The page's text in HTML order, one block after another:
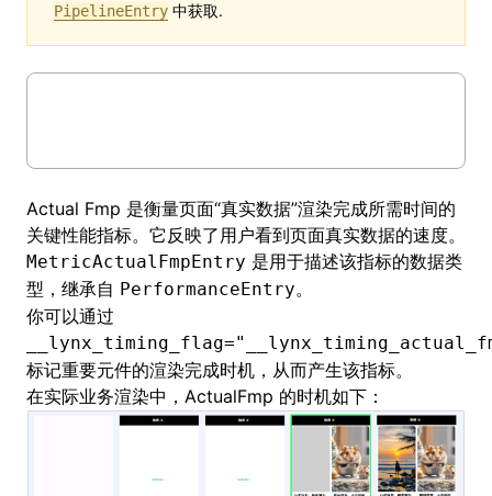
PipelineEntry 中获取.
Actual Fmp 是衡量页面“真实数据”渲染完成所需时间的
关键性能指标。它反映了用户看到页面真实数据的速度。
MetricActualFmpEntry 是用于描述该指标的数据类
型，继承自 PerformanceEntry。
你可以通过
标记重要元件的渲染完成时机，从而产生该指标。
在实际业务渲染中，ActualFmp 的时机如下：